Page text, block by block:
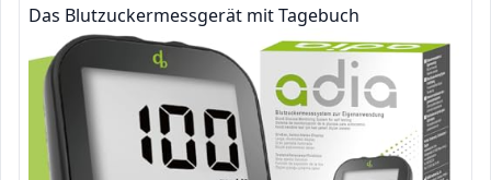
Das Blutzuckermessgerät mit Tagebuch